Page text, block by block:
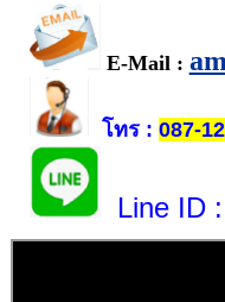
E-Mail :
โทร: 087-
Line ID